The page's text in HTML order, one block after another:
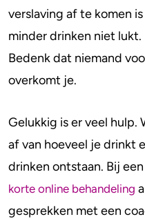
verslaving af te komen
minder drinken niet
Bedenk dat niemand
overkomt je.
Gelukkig is er veel hulp.
af van hoeveel je drinkt
drinken ontstaan. Bij
korte online behandeling
gesprekken met een